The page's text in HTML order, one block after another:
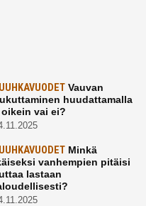
Vauvan
huudattamalla
oikein vai ei?
Minkä
vanhempien pitäisi
lastaan